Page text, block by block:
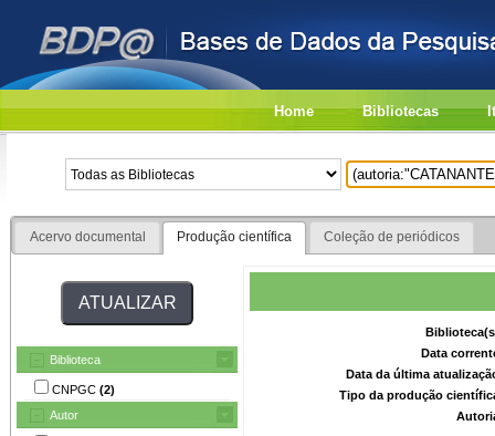
Home Bibliotecas
Acervo documental Produção científica Coleção de periódicos
Biblioteca
CNPGC (2)
Autor
Data
Data da última
Tipo da produção